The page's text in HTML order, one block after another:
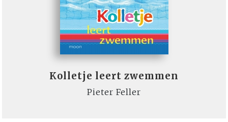
Kolletje leert zwemmen
Pieter Feller